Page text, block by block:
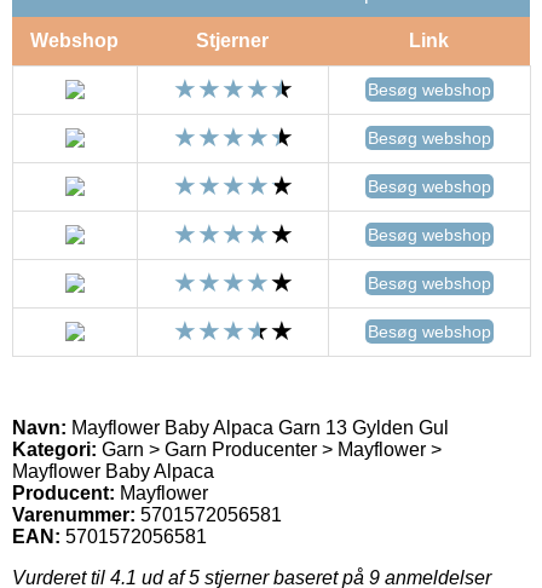
Webshop Stjerner Link
Besøg webshop
Besøg webshop
Besøg webshop
Besøg webshop
Besøg webshop
Besøg webshop
Navn: Mayflower Baby Alpaca Garn 13 Gylden Gul
Kategori: Garn > Garn Producenter > Mayflower >
Mayflower Baby Alpaca
Producent: Mayflower
Varenummer: 5701572056581
EAN: 5701572056581
Vurderet til 4.1 ud af 5 stjerner baseret på 9 anmeldelser